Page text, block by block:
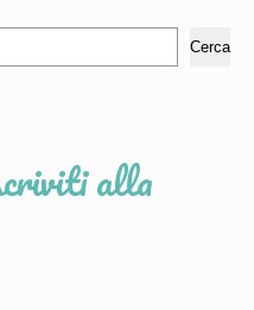
Cerca
alla